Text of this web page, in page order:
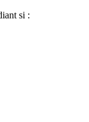
si :